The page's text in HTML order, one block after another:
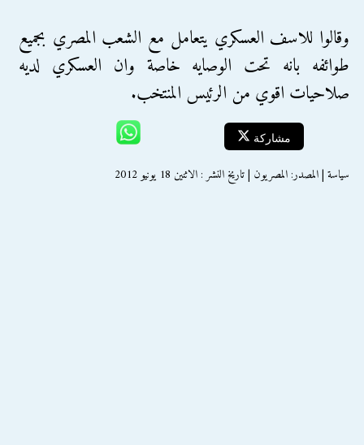
وقالوا للاسف العسكري يتعامل مع الشعب المصري بجميع
طوائفه بانه تحت الوصايه خاصة وان العسكري لديه
صلاحيات اقوي من الرئيس المنتخب.
مشاركة
سياسة | المصدر: المصريون | تاريخ النشر : الاثنين 18 يونيو 2012